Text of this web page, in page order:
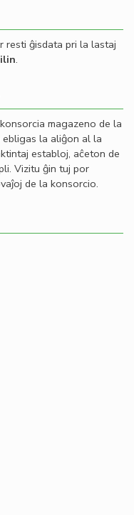
resti ĝisdata pri la lastaj
.
magazeno de la
la aliĝon al la
establoj, aĉeton de
Vizitu ĝin tuj por
de la konsorcio.